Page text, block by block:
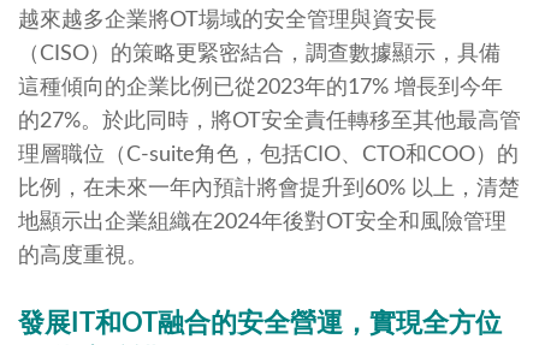
越來越多企業將OT場域的安全管理與資安長
（CISO）的策略更緊密結合，調查數據顯示，具備
這種傾向的企業比例已從2023年的17% 增長到今年
的27%。於此同時，將OT安全責任轉移至其他最高管
理層職位（C-suite角色，包括CIO、CTO和COO）的
比例，在未來一年內預計將會提升到60% 以上，清楚
地顯示出企業組織在2024年後對OT安全和風險管理
的高度重視。
發展IT和OT融合的安全營運，實現全方位